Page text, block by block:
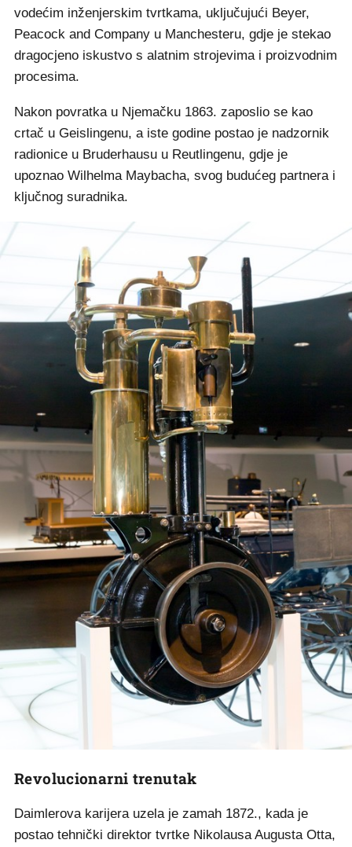
vodećim inženjerskim tvrtkama, uključujući Beyer,
Peacock and Company u Manchesteru, gdje je stekao
dragocjeno iskustvo s alatnim strojevima i proizvodnim
procesima.
Nakon povratka u Njemačku 1863. zaposlio se kao
crtač u Geislingenu, a iste godine postao je nadzornik
radionice u Bruderhausu u Reutlingenu, gdje je
upoznao Wilhelma Maybacha, svog budućeg partnera i
ključnog suradnika.
Revolucionarni trenutak
Daimlerova karijera uzela je zamah 1872., kada je
postao tehnički direktor tvrtke Nikolausa Augusta Otta,